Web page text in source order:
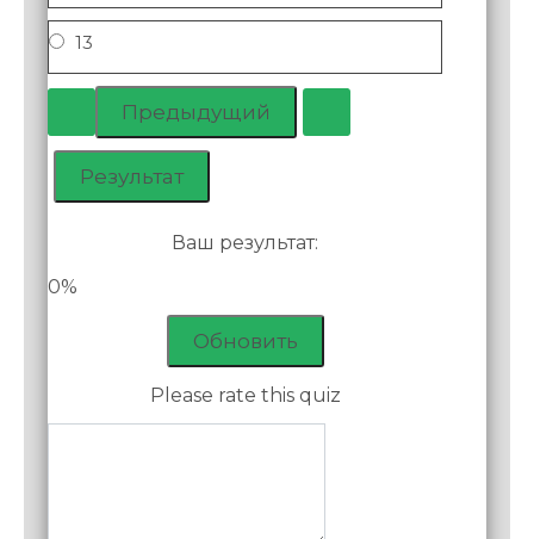
13
Ваш результат:
0%
Обновить
Please rate this quiz